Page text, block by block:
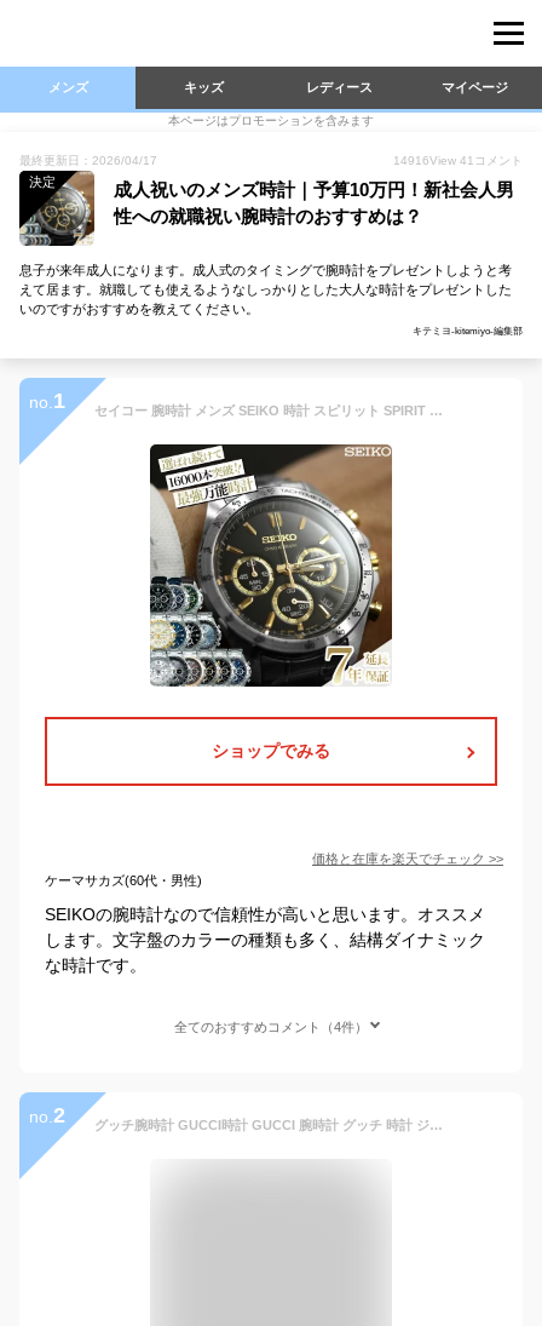
メンズ キッズ レディース マイページ
本ページはプロモーションを含みます
最終更新日：2026/04/17 14916View 41 コメント
決定
成人祝いのメンズ時計｜予算10万円！新社会人男
性への就職祝い腕時計のおすすめは？
息子が来年成人になります。成人式のタイミングで腕時計をプレゼントしようと考
えて居ます。就職しても使えるようなしっかりとした大人な時計をプレゼントした
いのですがおすすめを教えてください。
キテミヨ-kitemiyo-編集部
no. 1 セイコー 腕時計 メンズ SEIKO 時計 スピリット SPIRIT セイコー腕時計 SBTR ビジネス 仕事 スーツ クロノ クロノグラフ フォーマル 高級感 おしゃれ メタル 革 古希 還暦 米寿 成人 お祝い 記念 FAVSEIKO ギフト 応援 父の日 クリスマス
ショップでみる
価格と在庫を楽天でチェック >>
ケーマサカズ(60代・男性)
SEIKOの腕時計なので信頼性が高いと思います。オススメ
します。文字盤のカラーの種類も多く、結構ダイナミック
な時計です。
全てのおすすめコメント（4件）
no. 2 グッチ腕時計 GUCCI時計 GUCCI 腕時計 グッチ 時計 ジータイムレス G-Timeless メンズ 男性 グリーン YA1264108 [ 人気 おすすめ 高級 ブランド 大人 かっこいい メタル ベルト フォーマル ドレス ビジネス 就職 仕事 彼氏 恋人 ブランド プレゼント ギフト ] クリスマス